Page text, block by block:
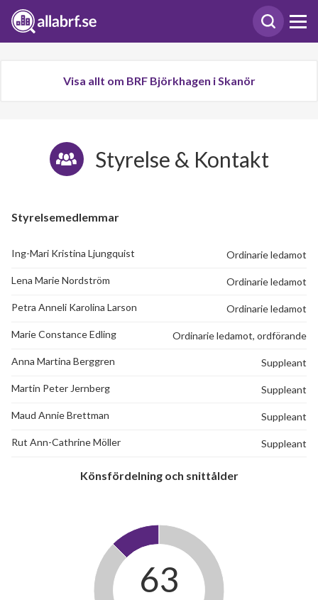
Visa allt om BRF Björkhagen i Skanör
Styrelse & Kontakt
Styrelsemedlemmar
Ing-Mari Kristina Ljungquist Ordinarie ledamot
Lena Marie Nordström Ordinarie ledamot
Petra Anneli Karolina Larson Ordinarie ledamot
Marie Constance Edling Ordinarie ledamot, ordförande
Anna Martina Berggren Suppleant
Martin Peter Jernberg Suppleant
Maud Annie Brettman Suppleant
Rut Ann-Cathrine Möller Suppleant
Könsfördelning och snittålder
63